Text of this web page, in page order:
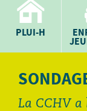
PLUI-H
La CCHV a